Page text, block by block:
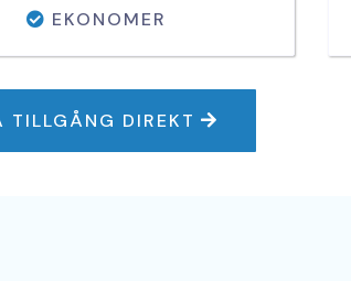
EKONOMER
TILLGÅNG DIREKT